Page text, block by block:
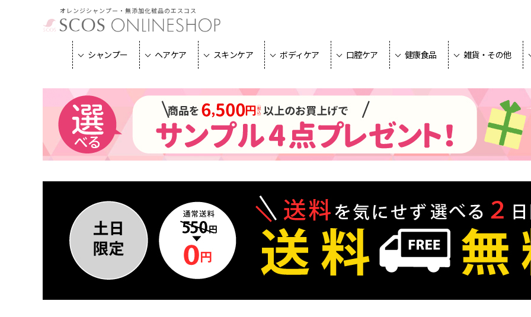
オレンジシャンプー・無添加化粧品のエスコス
シャンプー ヘアケア スキンケア ボディケア 口腔ケア 健康食品 雑貨・その他